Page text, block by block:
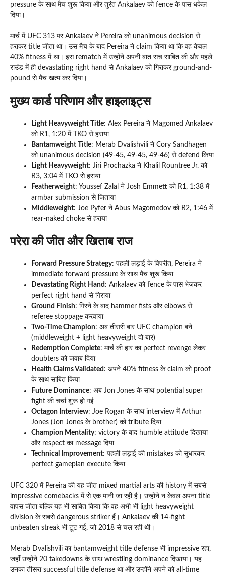
pressure के साथ मैच शुरू किया और तुरंत Ankalaev को fence के पास धकेल
दिया।
मार्च में UFC 313 पर Ankalaev ने Pereira को unanimous decision से
हराकर title जीता था। उस मैच के बाद Pereira ने claim किया था कि वह केवल
40% fitness में था। इस rematch में उन्होंने अपनी बात सच साबित की और पहले
राउंड में ही devastating right hand से Ankalaev को गिराकर ground-and-
pound से मैच खत्म कर दिया।
मुख्य कार्ड परिणाम और हाइलाइट्स
Light Heavyweight Title: Alex Pereira ने Magomed Ankalaev
को R1, 1:20 में TKO से हराया
Bantamweight Title: Merab Dvalishvili ने Cory Sandhagen
को unanimous decision (49-45, 49-45, 49-46) से defend किया
Light Heavyweight: Jiri Prochazka ने Khalil Rountree Jr. को
R3, 3:04 में TKO से हराया
Featherweight: Youssef Zalal ने Josh Emmett को R1, 1:38 में
armbar submission से जिताया
Middleweight: Joe Pyfer ने Abus Magomedov को R2, 1:46 में
rear-naked choke से हराया
परेरा की जीत और खिताब राज
Forward Pressure Strategy: पहली लड़ाई के विपरीत, Pereira ने
immediate forward pressure के साथ मैच शुरू किया
Devastating Right Hand : Ankalaev को fence के पास भेजकर
perfect right hand से गिराया
Ground Finish: गिरने के बाद hammer fists और elbows से
referee stoppage करवाया
Two-Time Champion: अब तीसरी बार UFC champion बने
(middleweight + light heavyweight दो बार)
Redemption Complete: मार्च की हार का perfect revenge लेकर
doubters को जवाब दिया
Health Claims Validated : अपने 40% fitness के claim को proof
के साथ साबित किया
Future Dominance: अब Jon Jones के साथ potential super
fight की चर्चा शुरू हो गई
Octagon Interview: Joe Rogan के साथ interview में Arthur
Jones (Jon Jones के brother) को tribute दिया
Champion Mentality: victory के बाद humble attitude दिखाया
और respect का message दिया
Technical Improvement: पहली लड़ाई की mistakes को सुधारकर
perfect gameplan execute किया
UFC 320 में Pereira की यह जीत mixed martial arts की history में सबसे
impressive comebacks में से एक मानी जा रही है। उन्होंने न केवल अपना title
वापस जीता बल्कि यह भी साबित किया कि वह अभी भी light heavyweight
division के सबसे dangerous striker हैं। Ankalaev की 14-fight
unbeaten streak भी टूट गई, जो 2018 से चल रही थी।
Merab Dvalishvili का bantamweight title defense भी impressive रहा,
जहाँ उन्होंने 20 takedowns के साथ wrestling dominance दिखाया। यह
उनका तीसरा successful title defense था और उन्होंने अपने को all-time